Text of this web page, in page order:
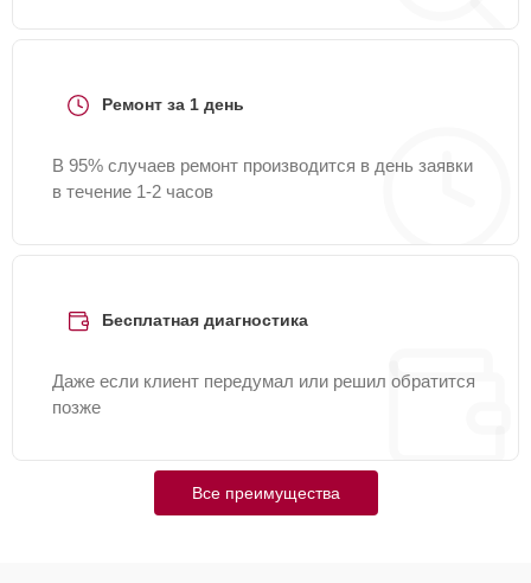
Ремонт за 1 день
В 95% случаев ремонт производится в день заявки
в течение 1-2 часов
Бесплатная диагностика
Даже если клиент передумал или решил обратится
позже
Все преимущества